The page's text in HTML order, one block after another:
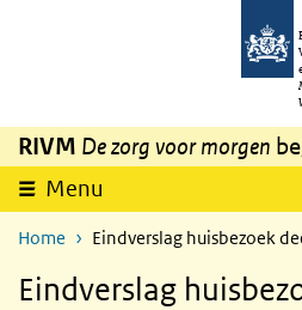
Overslaan en naar de inhoud gaan
RIVM De zorg voor morgen
Menu
Home Eindverslag huisbezoek
Eindverslag